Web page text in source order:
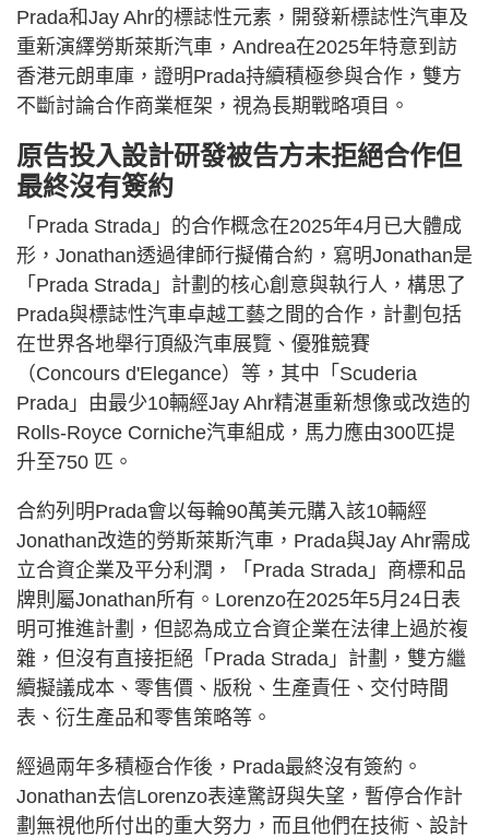
Prada和Jay Ahr的標誌性元素，開發新標誌性汽車及
重新演繹勞斯萊斯汽車，Andrea在2025年特意到訪
香港元朗車庫，證明Prada持續積極參與合作，雙方
不斷討論合作商業框架，視為長期戰略項目。
原告投入設計研發被告方未拒絕合作但
最終沒有簽約
「Prada Strada」的合作概念在2025年4月已大體成
形，Jonathan透過律師行擬備合約，寫明Jonathan是
「Prada Strada」計劃的核心創意與執行人，構思了
Prada與標誌性汽車卓越工藝之間的合作，計劃包括
在世界各地舉行頂級汽車展覽、優雅競賽
（Concours d'Elegance）等，其中「Scuderia
Prada」由最少10輛經Jay Ahr精湛重新想像或改造的
Rolls-Royce Corniche汽車組成，馬力應由300匹提
升至750 匹。
合約列明Prada會以每輪90萬美元購入該10輛經
Jonathan改造的勞斯萊斯汽車，Prada與Jay Ahr需成
立合資企業及平分利潤，「Prada Strada」商標和品
牌則屬Jonathan所有。Lorenzo在2025年5月24日表
明可推進計劃，但認為成立合資企業在法律上過於複
雜，但沒有直接拒絕「Prada Strada」計劃，雙方繼
續擬議成本、零售價、版稅、生產責任、交付時間
表、衍生產品和零售策略等。
經過兩年多積極合作後，Prada最終沒有簽約。
Jonathan去信Lorenzo表達驚訝與失望，暫停合作計
劃無視他所付出的重大努力，而且他們在技術、設計